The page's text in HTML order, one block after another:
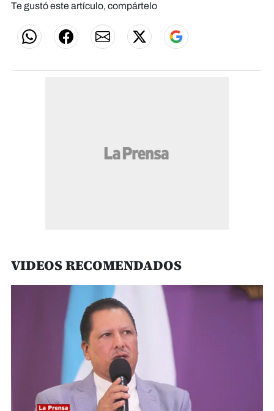
Te gustó este artículo, compártelo
VIDEOS RECOMENDADOS